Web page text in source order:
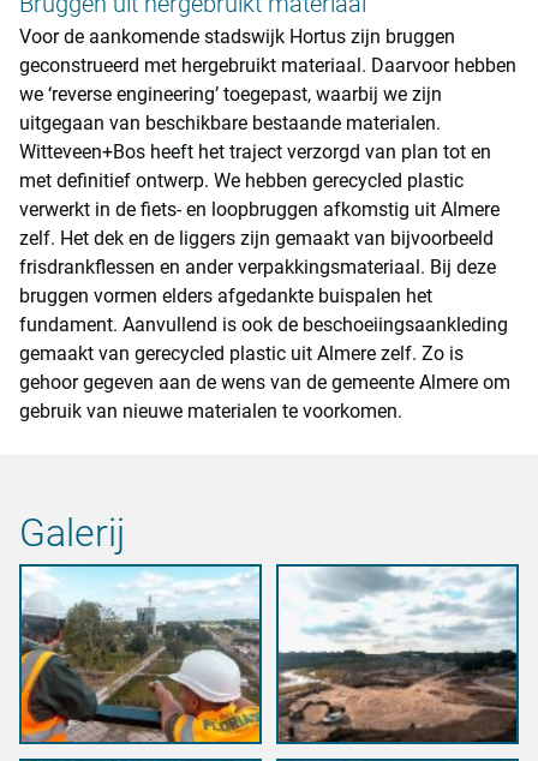
Voor de aankomende stadswijk Hortus zijn bruggen
geconstrueerd met hergebruikt materiaal. Daarvoor hebben
we ‘reverse engineering’ toegepast, waarbij we zijn
uitgegaan van beschikbare bestaande materialen.
Witteveen+Bos heeft het traject verzorgd van plan tot en
met definitief ontwerp. We hebben gerecycled plastic
verwerkt in de fiets- en loopbruggen afkomstig uit Almere
zelf. Het dek en de liggers zijn gemaakt van bijvoorbeeld
frisdrankflessen en ander verpakkingsmateriaal. Bij deze
bruggen vormen elders afgedankte buispalen het
fundament. Aanvullend is ook de beschoeiingsaankleding
gemaakt van gerecycled plastic uit Almere zelf. Zo is
gehoor gegeven aan de wens van de gemeente Almere om
gebruik van nieuwe materialen te voorkomen.
Galerij